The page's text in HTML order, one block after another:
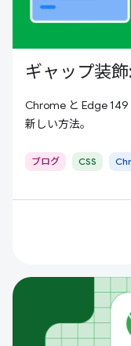
ギャップ装
Chrome と Edge 149
新しい方法。
ブログ CSS